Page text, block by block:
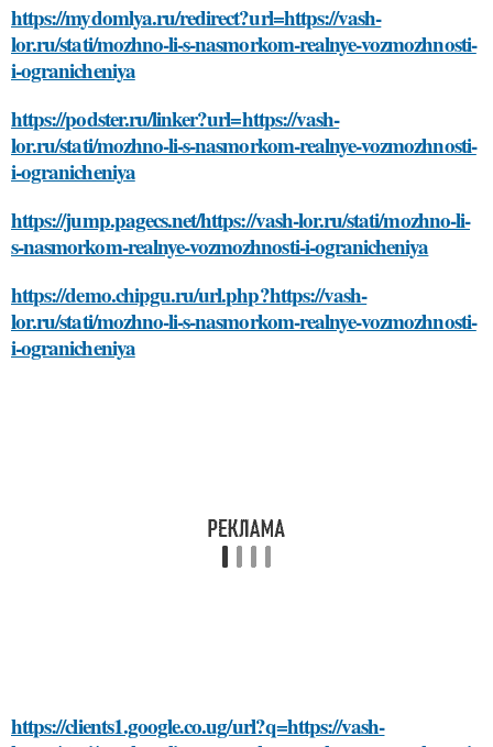
https://mydomlya.ru/redirect?url=https://vash-
lor.ru/stati/mozhno-li-s-nasmorkom-realnye-vozmozhnosti-
i-ogranicheniya
https://podster.ru/linker?url=https://vash-
lor.ru/stati/mozhno-li-s-nasmorkom-realnye-vozmozhnosti-
i-ogranicheniya
https://jump.pagecs.net/https://vash-lor.ru/stati/mozhno-li-
s-nasmorkom-realnye-vozmozhnosti-i-ogranicheniya
https://demo.chipgu.ru/url.php?https://vash-
lor.ru/stati/mozhno-li-s-nasmorkom-realnye-vozmozhnosti-
i-ogranicheniya
https://clients1.google.co.ug/url?q=https://vash-